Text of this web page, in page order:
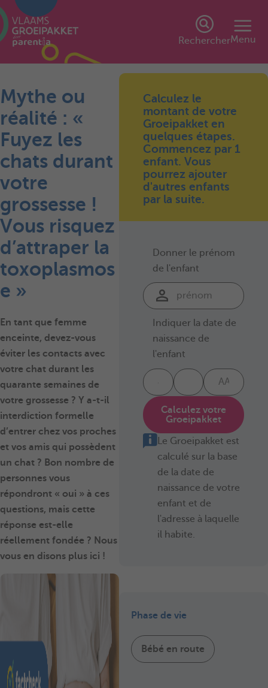
RechercherMenu
Mythe ou
réalité : «
Fuyez les
chats durant
votre
grossesse !
Vous risquez
d’attraper la
toxoplasmos
e »
En tant que femme
enceinte, devez-vous
éviter les contacts avec
votre chat durant les
quarante semaines de
votre grossesse ? Y a-t-il
interdiction formelle
d’entrer chez vos proches
et vos amis qui possèdent
un chat ? Bon nombre de
personnes vous
répondront « oui » à ces
questions, mais cette
réponse est-elle
réellement fondée ? Nous
vous en disons plus ici !
Calculez le
montant de votre
Groeipakket en
quelques étapes.
Commencez par 1
enfant. Vous
pourrez ajouter
d'autres enfants
par la suite.
Donner le prénom
de l'enfant
Indiquer la date de
naissance de
l'enfant
Calculez votre
Groeipakket
Le Groeipakket est
calculé sur la base
de la date de
naissance de votre
enfant et de
l'adresse à laquelle
il habite.
Phase de vie
Bébé en route